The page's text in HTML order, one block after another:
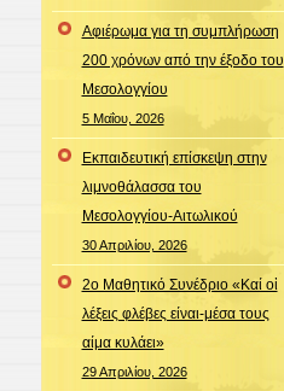
Αφιέρωμα για τη συμπλήρωση
200 χρόνων από την έξοδο του
Μεσολογγίου
5 Μαΐου, 2026
Εκπαιδευτική επίσκεψη στην
λιμνοθάλασσα του
Μεσολογγίου-Αιτωλικού
30 Απριλίου, 2026
2ο Μαθητικό Συνέδριο «Καί οἱ
λέξεις φλέβες είναι-μέσα τους
αίμα κυλάει»
29 Απριλίου, 2026